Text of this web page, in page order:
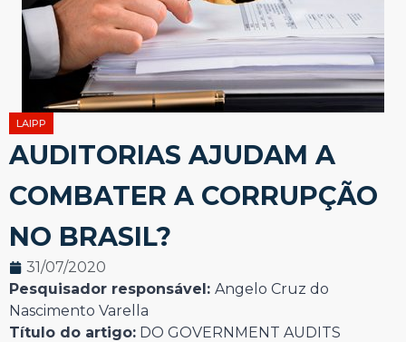
LAIPP
AUDITORIAS AJUDAM A
COMBATER A CORRUPÇÃO
NO BRASIL?
31/07/2020
Pesquisador responsável: Angelo Cruz do
Nascimento Varella
Título do artigo: DO GOVERNMENT AUDITS